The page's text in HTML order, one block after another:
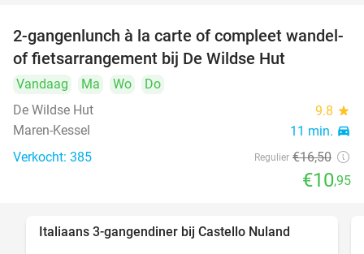
34%
2-gangenlunch à la carte of compleet wandel-
of fietsarrangement bij De Wildse Hut
Vandaag Ma Wo
Do
De Wildse Hut
9.8 star
Maren-Kessel 11 min. directions_car
Verkocht: 385 Regulier €16,50
€10,95
Italiaans 3-gangendiner bij Castello Nuland